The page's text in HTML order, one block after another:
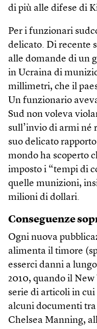
di più alle difese di
Per i funzionari
delicato. Di recente
alle domande di un
in Ucraina di
millimetri, che il
Un funzionario
Sud non voleva
sull’invio di armi né
suo delicato
mondo ha scoperto
imposto i “tempi di
quelle munizioni,
milioni di dollari.
Conseguenze
Ogni nuova
alimenta il timore
esserci danni a
2010, quando il
serie di articoli in
alcuni documenti
Chelsea Manning,